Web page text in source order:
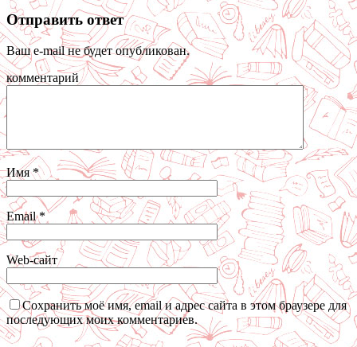
Отправить ответ
Ваш e-mail не будет опубликован.
комментарий
Имя*
Email*
Web-сайт
Сохранить моё имя, email и адрес сайта в этом браузере для
последующих моих комментариев.